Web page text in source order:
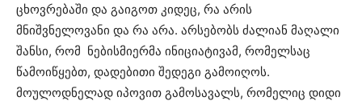
ცხოვრებაში და გაიგოთ კიდეც, რა არის
მნიშვნელოვანი და რა არა. არსებობს ძალიან მაღალი
შანსი, რომ ნებისმიერმა ინიციატივამ, რომელსაც
წამოიწყებთ, დადებითი შედეგი გამოიღოს.
მოულოდნელად იპოვით გამოსავალს, რომელიც დიდი